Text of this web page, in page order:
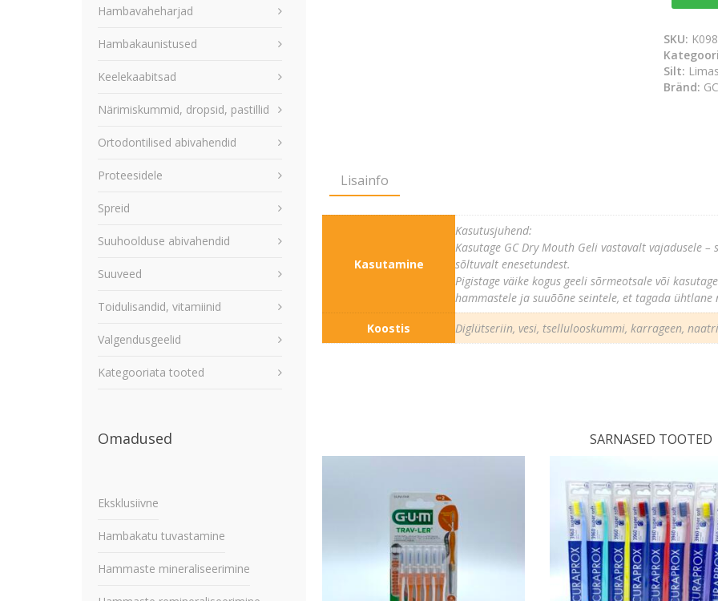
Hambavaheharjad
Hambakaunistused
Keelekaabitsad
Närimiskummid, dropsid, pastillid
Ortodontilised abivahendid
Proteesidele
Spreid
Suuhoolduse abivahendid
Suuveed
Toidulisandid, vitamiinid
Valgendusgeelid
Kategooriata tooted
Omadused
Eksklusiivne
Hambakatu tuvastamine
Hammaste mineraliseerimine
SKU: K098
Silt:
Bränd:
Lisainfo
Kasutamine
Kasutusjuhend:
Kasutage GC Dry Mouth Geli vastavalt vajadusele
sõltuvalt enesetundest.
Pigistage väike kogus geeli sõrmeotsale või
hammastele ja suuõõne seintele, et tagada
Koostis
Diglütseriin, vesi, tsellulooskummi, karrageen,
SARNASED TOOTED